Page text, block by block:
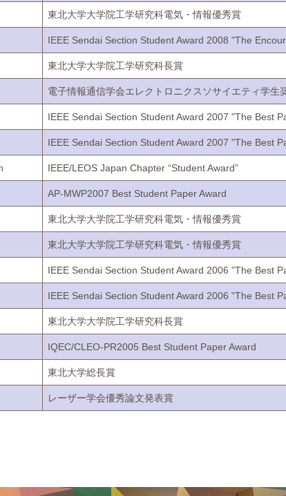
東北大学大学院工学研究科電気・情報優秀賞
IEEE Sendai Section Student Award 2008 "The
東北大学大学院工学研究科長賞
電子情報通信学会エレクトロニクスソサイエティ学生
IEEE Sendai Section Student Award 2007 "The Best
IEEE Sendai Section Student Award 2007 "The Best
IEEE/LEOS Japan Chapter “Student Award”
AP-MWP2007 Best Student Paper Award
東北大学大学院工学研究科電気・情報優秀賞
東北大学大学院工学研究科電気・情報優秀賞
IEEE Sendai Section Student Award 2006 "The Best
IEEE Sendai Section Student Award 2006 "The Best
東北大学大学院工学研究科長賞
IQEC/CLEO-PR2005 Best Student Paper Award
東北大学総長賞
レーザー学会優秀論文発表賞